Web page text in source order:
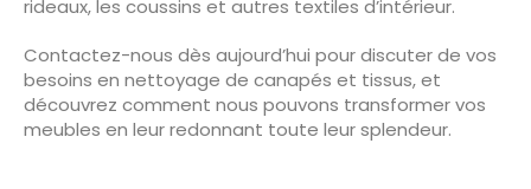
rideaux, les coussins et autres textiles d’intérieur.
Contactez-nous dès aujourd’hui pour discuter de vos
besoins en nettoyage de canapés et tissus, et
découvrez comment nous pouvons transformer vos
meubles en leur redonnant toute leur splendeur.